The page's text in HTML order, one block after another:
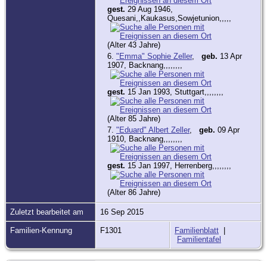
gest. 29 Aug 1946,
Quesani,,Kaukasus,Sowjetunion,,,,,
(Alter 43 Jahre)
6. "Emma" Sophie Zeller, geb. 13 Apr
1907, Backnang,,,,,,,,
gest. 15 Jan 1993, Stuttgart,,,,,,,,
(Alter 85 Jahre)
7. "Eduard" Albert Zeller, geb. 09 Apr
1910, Backnang,,,,,,,,
gest. 15 Jan 1997, Herrenberg,,,,,,,,
(Alter 86 Jahre)
Zuletzt bearbeitet am 16 Sep 2015
Familien-Kennung F1301 Familienblatt
Familientafel